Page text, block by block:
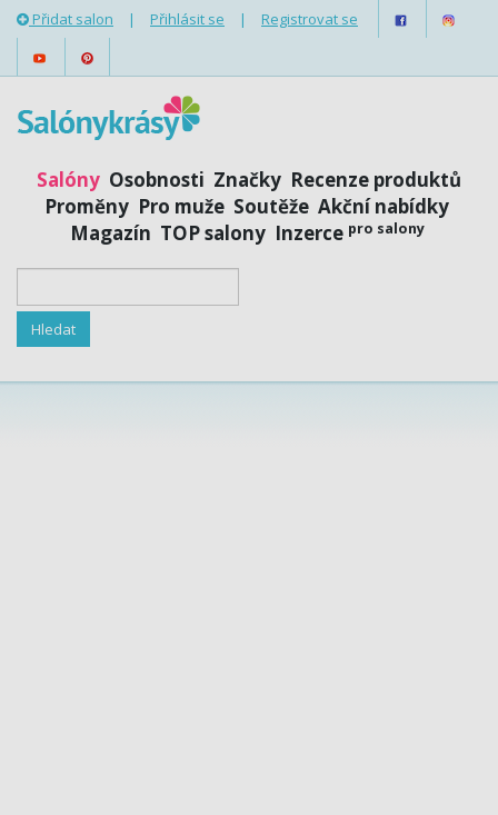
Přidat salon | Přihlásit se | Registrovat se
Salóny Osobnosti Značky Recenze produktů
Proměny Pro muže Soutěže Akční nabídky
Magazín TOP salony Inzerce pro salony